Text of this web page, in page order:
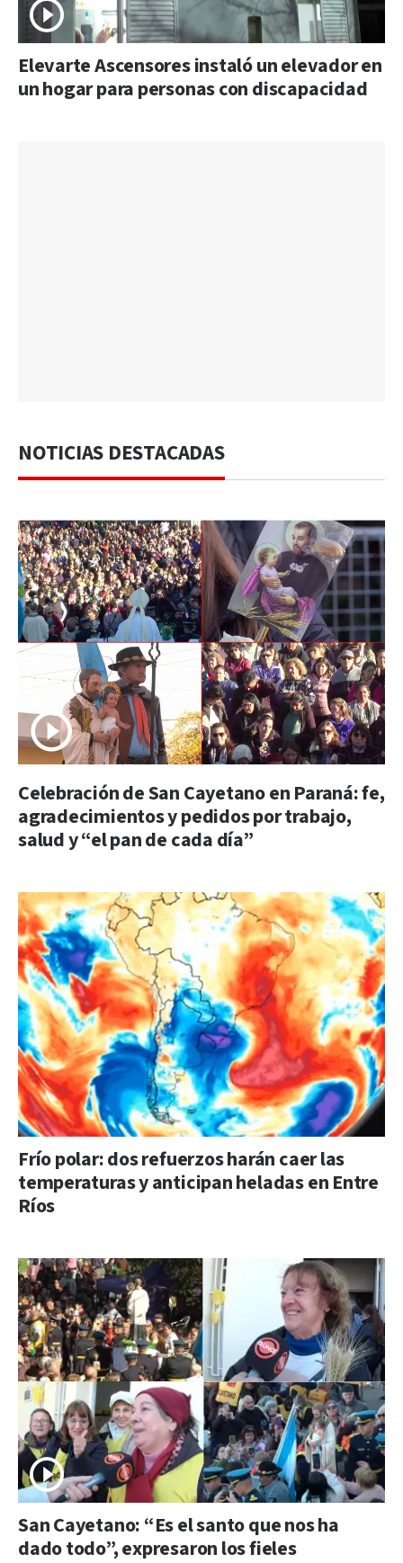
Elevarte Ascensores instaló un elevador en
un hogar para personas con discapacidad
NOTICIAS DESTACADAS
Celebración de San Cayetano en Paraná: fe,
agradecimientos y pedidos por trabajo,
salud y “el pan de cada día”
Frío polar: dos refuerzos harán caer las
temperaturas y anticipan heladas en Entre
Ríos
San Cayetano: “Es el santo que nos ha
dado todo”, expresaron los fieles